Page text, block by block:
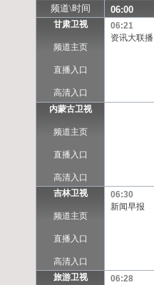
频道\时间 06:00
甘肃卫视
频道主页
直播入口
高清入口
06:21
资讯大联播
内蒙古卫视
频道主页
直播入口
高清入口
吉林卫视
频道主页
直播入口
高清入口
06:30
新闻早报
旅游卫视
06:28